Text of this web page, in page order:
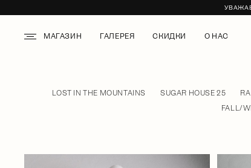
МАГАЗИН ГАЛЕРЕЯ СКИДКИ О НАС
LOST IN THE MOUNTAINS SUGAR HOUSE 25
FALL/